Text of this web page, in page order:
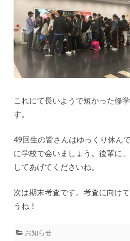
これにて長いようで短かった修
す。
49回生の皆さんはゆっくり休ん
に学校で会いましょう。後輩に
してあげてくださいね。
次は期末考査です。考査に向け
うね！
お知らせ